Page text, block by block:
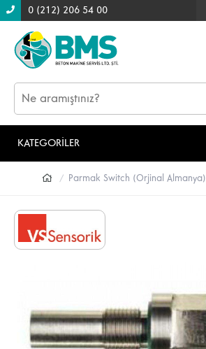
0 (212) 206 54 00
KATEGORİLER
Parmak Switch (Orjinal Almanya)